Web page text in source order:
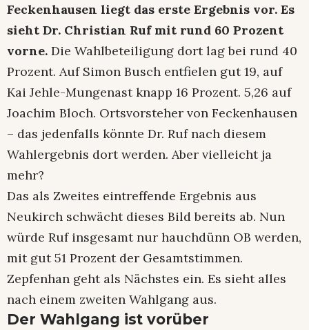
Feckenhausen liegt das erste Ergebnis vor. Es
sieht Dr. Christian Ruf mit rund 60 Prozent
vorne. Die Wahlbeteiligung dort lag bei rund 40
Prozent. Auf Simon Busch entfielen gut 19, auf
Kai Jehle-Mungenast knapp 16 Prozent. 5,26 auf
Joachim Bloch. Ortsvorsteher von Feckenhausen
– das jedenfalls könnte Dr. Ruf nach diesem
Wahlergebnis dort werden. Aber vielleicht ja
mehr?
Das als Zweites eintreffende Ergebnis aus
Neukirch schwächt dieses Bild bereits ab. Nun
würde Ruf insgesamt nur hauchdünn OB werden,
mit gut 51 Prozent der Gesamtstimmen.
Zepfenhan geht als Nächstes ein. Es sieht alles
nach einem zweiten Wahlgang aus.
Der Wahlgang ist vorüber